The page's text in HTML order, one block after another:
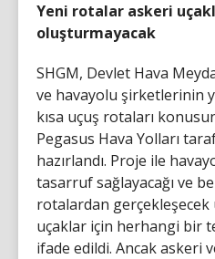
Yeni rotalar askeri
oluşturmayacak
SHGM, Devlet Hava
ve havayolu şirketlerinin
kısa uçuş rotaları
Pegasus Hava Yolları
hazırlandı. Proje ile
tasarruf sağlayacağı ve
rotalardan gerçekleşecek
uçaklar için herhangi bir
ifade edildi. Ancak askeri